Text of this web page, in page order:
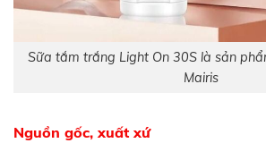
Sữa tắm trắng Light On 30S là sản
Mairis
Nguồn gốc, xuất xứ